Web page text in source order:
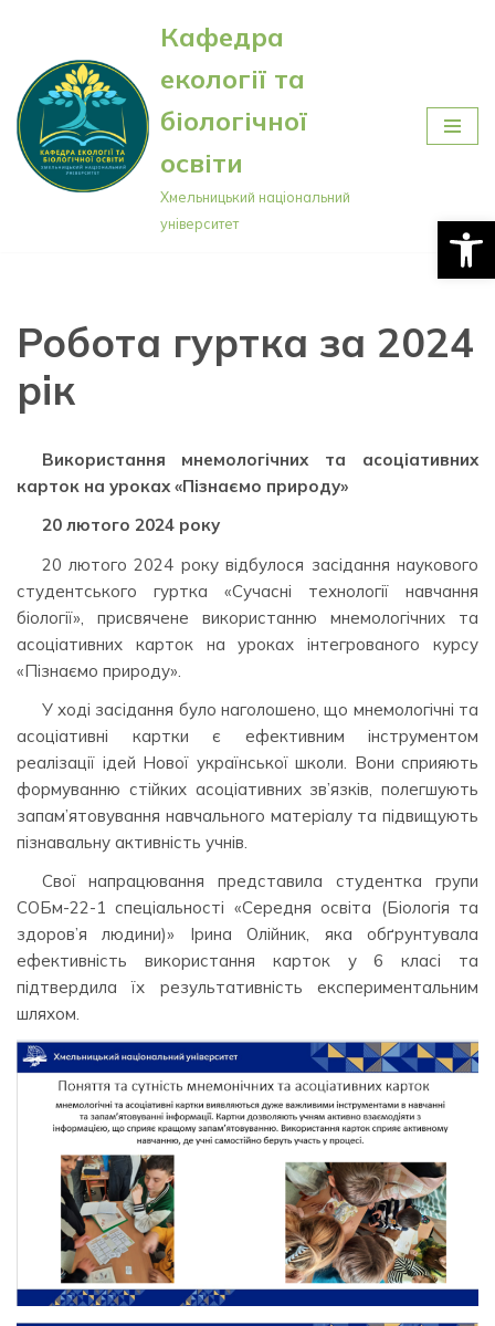
Перейти
до
вмісту
Кафедра
екології та
біологічної
освіти
Хмельницький національний
університет
Робота гуртка за 2024
рік
Використання мнемологічних та асоціативних
карток на уроках «Пізнаємо природу»
20 лютого 2024 року
20 лютого 2024 року відбулося засідання наукового
студентського гуртка «Сучасні технології навчання
біології», присвячене використанню мнемологічних та
асоціативних карток на уроках інтегрованого курсу
«Пізнаємо природу».
У ході засідання було наголошено, що мнемологічні та
асоціативні картки є ефективним інструментом
реалізації ідей Нової української школи. Вони сприяють
формуванню стійких асоціативних зв’язків, полегшують
запам’ятовування навчального матеріалу та підвищують
пізнавальну активність учнів.
Свої напрацювання представила студентка групи
СОБм-22-1 спеціальності «Середня освіта (Біологія та
здоров’я людини)» Ірина Олійник, яка обґрунтувала
ефективність використання карток у 6 класі та
підтвердила їх результативність експериментальним
шляхом.